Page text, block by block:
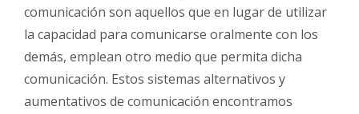
comunicación son aquellos que en lugar de utilizar
la capacidad para comunicarse oralmente con los
demás, emplean otro medio que permita dicha
comunicación. Estos sistemas alternativos y
aumentativos de comunicación encontramos